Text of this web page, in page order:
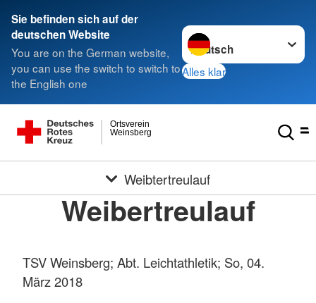
Sie befinden sich auf der
deutschen Website
You are on the German website,
you can use the switch to switch to
the English one
Sprache wechseln zu
Alles klar
Weinsberg
Ortsverein
Weibtertreulauf
Weibertreulauf
TSV Weinsberg; Abt. Leichtathletik; So, 04.
März 2018